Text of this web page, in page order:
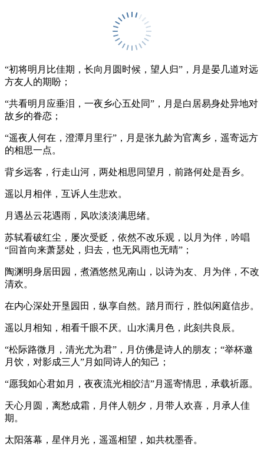
“初将明月比佳期，长向月圆时候，望人归”，月是晏几道对远
方友人的期盼；
“共看明月应垂泪，一夜乡心五处同”，月是白居易身处异地对
故乡的眷恋；
“遥夜人何在，澄潭月里行”，月是张九龄为官离乡，遥寄远方
的相思一点。
背乡远客，行走山河，两处相思同望月，前路何处是吾乡。
遥以月相伴，互诉人生悲欢。
月遇丛云花遇雨，风吹淡淡满思绪。
苏轼看破红尘，屡次受贬，依然不改乐观，以月为伴，吟唱
“回首向来萧瑟处，归去，也无风雨也无晴”；
陶渊明身居田园，煮酒悠然见南山，以诗为友、月为伴，不改
清欢。
在内心深处开垦园田，纵享自然。踏月而行，胜似闲庭信步。
遥以月相知，相看千眼不厌。山水满月色，此刻共良辰。
“松际路微月，清光尤为君”，月仿佛是诗人的朋友；“举杯邀
月饮，对影成三人”月如同诗人的知己；
“愿我如心君如月，夜夜流光相皎洁”月遥寄情思，承载祈愿。
天心月圆，离愁成霜，月伴人朝夕，月带人欢喜，月承人佳
期。
太阳落幕，星伴月光，遥遥相望，如共枕墨香。